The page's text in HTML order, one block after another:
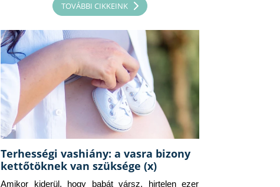
TOVÁBBI CIKKEINK
Terhességi vashiány: a vasra bizony
kettőtöknek van szüksége (x)
Amikor kiderül, hogy babát vársz, hirtelen ezer